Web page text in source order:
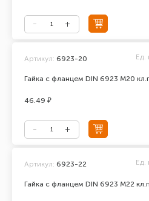
Гайка с фланцем DIN 6923 М20
Артикул: 6923-20 Ед.
46.49 ₽
Гайка с фланцем DIN 6923 М22
Артикул: 6923-22 Ед.